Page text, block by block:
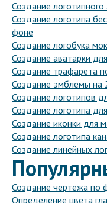
Создание логотипного
Создание логотипа
фоне
Создание логобука
Создание аватарки
Создание трафарета
Создание эмблемы на
Создание логотипов
Создание логотипа
Создание иконки для
Создание логотипа
Создание линейных
Создание чертежа по
Определение цвета